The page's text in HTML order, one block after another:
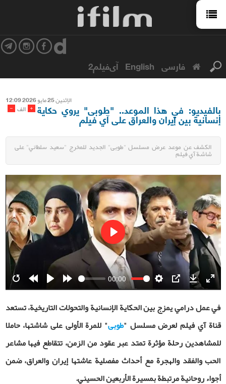
فارسی English آی‌فیلم2
الإثنین 25 مایو 2026 12:09
- الف + بالفيديو: في هذا الموعد.. "طوبى" يروي حكاية
إنسانية بين إيران والعراق على آي فيلم
الكشف عن موعد عرض مسلسل "طوبى" الجديد للمخرج "سعيد سلطاني" على
شاشة آي فيلم
RestartRewindPlay Forward
00:00
Settings
PIP Download
Play
في عمل درامي يمزج بين الحكاية الإنسانية والتحولات التاريخية، تستعد
قناة آي فيلم لعرض مسلسل "طوبى" للمرة الأولى على شاشتها، حاملا
للمشاهدين رحلة مؤثرة تمتد عبر عقود من الزمن، تتقاطع فيها مشاعر
الحب والفقد والهجرة مع أحداث مفصلية عاشتها إيران والعراق، ضمن
أجواء روحانية مرتبطة بمسيرة الأربعين الحسيني.